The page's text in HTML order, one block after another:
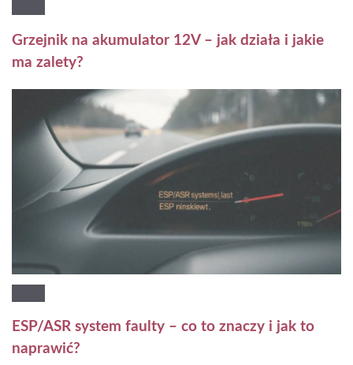
Grzejnik na akumulator 12V – jak działa i jakie
ma zalety?
ESP/ASR system faulty – co to znaczy i jak to
naprawić?